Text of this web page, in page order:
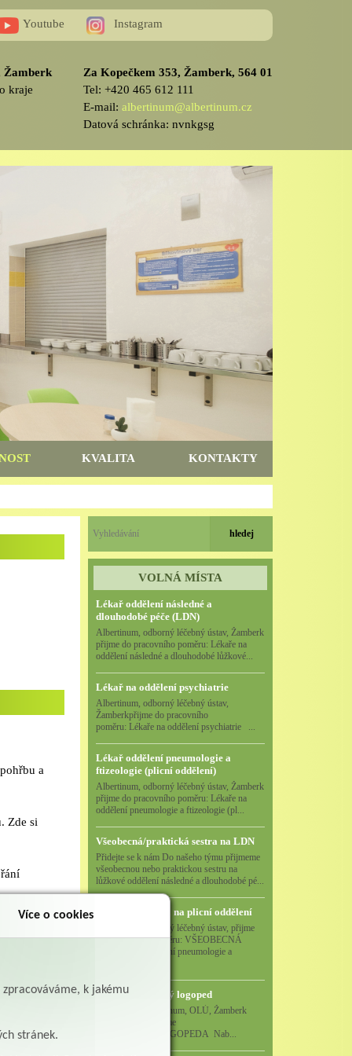
Youtube Instagram
Za Kopečkem 353, Žamberk, 564 01
Tel: +420 465 612 111
E-mail:albertinum@albertinum.cz
Datová schránka: nvnkgsg
Žamberk
kraje
KVALITA KONTAKTY
a
Zde si
VOLNÁ MÍSTA
Lékař oddělení následné a
dlouhodobé péče (LDN)
Albertinum, odborný léčebný ústav, Žamberk
přijme do pracovního poměru: Lékaře na
oddělení následné a dlouhodobé lůžkové...
Lékař na oddělení psychiatrie
Albertinum, odborný léčebný ústav,
Žamberkpřijme do pracovního
poměru: Lékaře na oddělení psychiatrie ...
Lékař oddělení pneumologie a
ftizeologie (plicní oddělení)
Albertinum, odborný léčebný ústav, Žamberk
přijme do pracovního poměru: Lékaře na
oddělení pneumologie a ftizeologie (pl...
Všeobecná/praktická sestra na LDN
Přidejte se k nám Do našeho týmu přijmeme
všeobecnou nebo praktickou sestru na
lůžkové oddělení následné a dlouhodobé pé...
Všeobecná sestra na plicní oddělení
Albertinum, odborný léčebný ústav, přijme
do pracovního poměru: VŠEOBECNÁ
SESTRA na oddělení pneumologie a
Logoped/klinický logoped
Albertinum, OLÚ, Žamberk
přijme
KLINICKÉHO LOGOPEDA Nab...
Více o cookies
k jakému
stránek.